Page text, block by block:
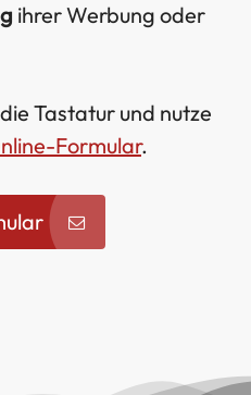
ihrer Werbung oder
Tastatur und nutze
Formular.